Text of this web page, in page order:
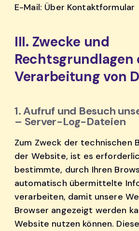
E-Mail: Über Kontaktformular
III. Zwecke und
Rechtsgrundlagen
Verarbeitung von
1. Aufruf und Besuch
– Server-Log-Dateien
Zum Zweck der technischen
der Website, ist es
bestimmte, durch Ihren
automatisch übermittelte
verarbeiten, damit unsere
Browser angezeigt werden
Website nutzen können.